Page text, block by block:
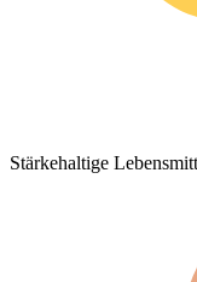
Stärkehaltige